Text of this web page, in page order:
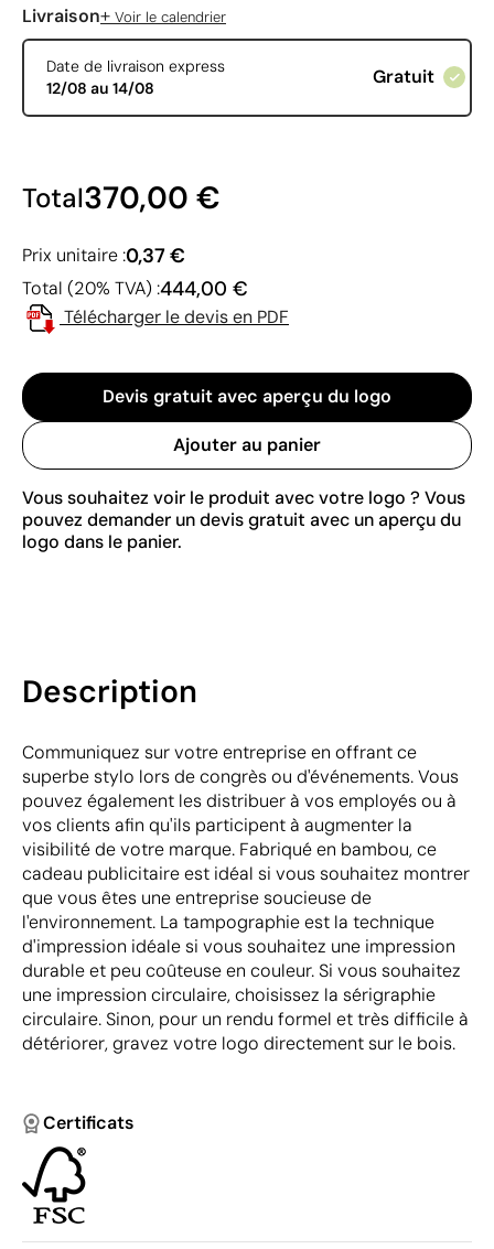
Livraison+ Voir le calendrier
Date de livraison express
12/08 au 14/08
Gratuit
Total370,00 €
Prix unitaire :0,37 €
Total (20% TVA) :444,00 €
Télécharger le devis en PDF
Devis gratuit avec aperçu du logo
Ajouter au panier
Vous souhaitez voir le produit avec votre logo ? Vous
pouvez demander un devis gratuit avec un aperçu du
logo dans le panier.
Description
Communiquez sur votre entreprise en offrant ce
superbe stylo lors de congrès ou d'événements. Vous
pouvez également les distribuer à vos employés ou à
vos clients afin qu'ils participent à augmenter la
visibilité de votre marque. Fabriqué en bambou, ce
cadeau publicitaire est idéal si vous souhaitez montrer
que vous êtes une entreprise soucieuse de
l'environnement. La tampographie est la technique
d'impression idéale si vous souhaitez une impression
durable et peu coûteuse en couleur. Si vous souhaitez
une impression circulaire, choisissez la sérigraphie
circulaire. Sinon, pour un rendu formel et très difficile à
détériorer, gravez votre logo directement sur le bois.
Certificats